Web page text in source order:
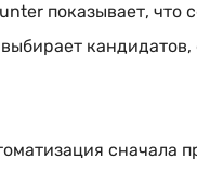
показывает, что
сначала